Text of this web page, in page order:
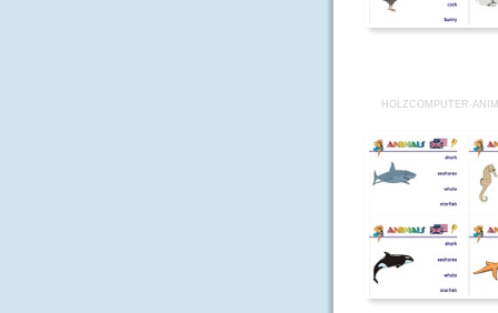
HOLZCOMPUTER-